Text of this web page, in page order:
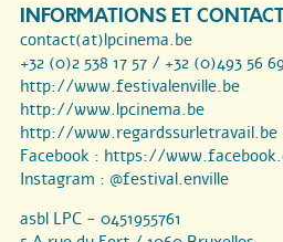
INFORMATIONS ET
contact(at)lpcinema.be
+32 (0)2 538 17 57 / +32 (0)493 56
http://www.festivalenville.be
http://www.lpcinema.be
http://www.regardssurletravail.be
Facebook : https://
Instagram : @festival.enville
asbl LPC - 0451955761